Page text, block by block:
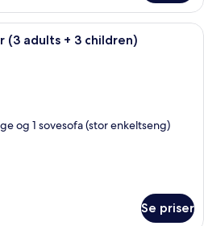
2 soveværelser, pengeskab på
adults + 3 children)
og 1 sovesofa (stor enkeltseng)
Se priser